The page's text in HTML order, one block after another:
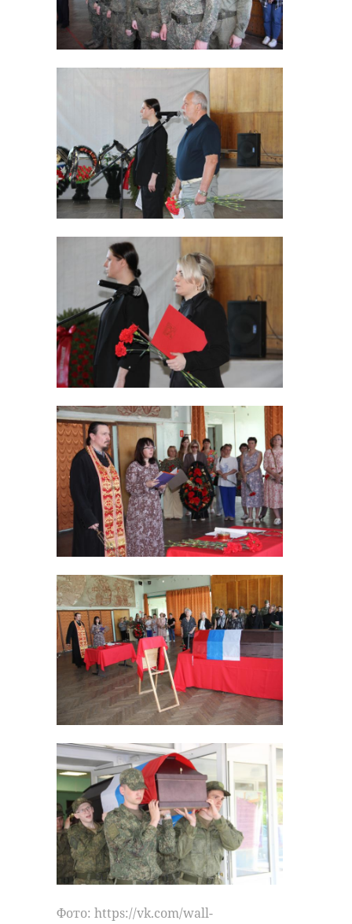
Фото: https://vk.com/wall-
Новые трамваи из
Ленобласти в
доставили акк ...
В ДНР по
поручению
Александра
появилась те
02 августа 2023, 18:02